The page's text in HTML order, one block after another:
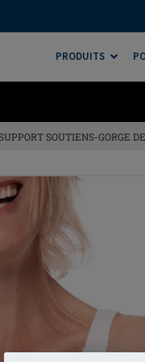
PRODUITS
SOUTIENS-GORGE